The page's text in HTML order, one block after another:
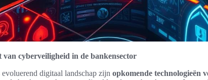
van cyberveiligheid in de bankensector
evoluerend digitaal landschap zijn opkomende technologieën